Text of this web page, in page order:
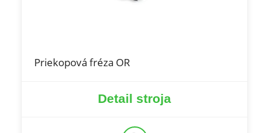
Priekopová fréza OR
Detail stroja